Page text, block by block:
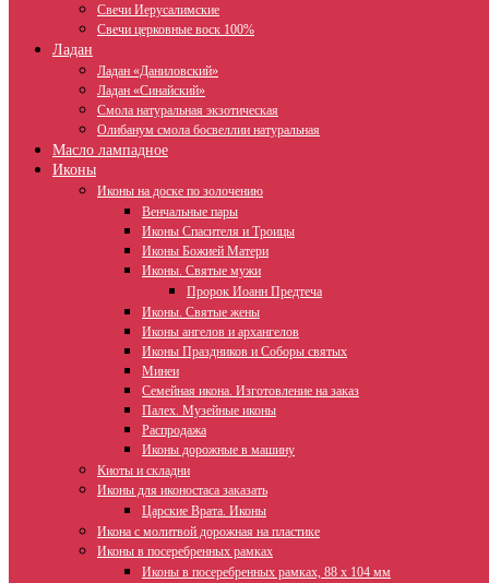
Свечи Иерусалимские
Свечи церковные воск 100%
Ладан
Ладан «Даниловский»
Ладан «Синайский»
Смола натуральная экзотическая
Олибанум смола босвеллии натуральная
Масло лампадное
Иконы
Иконы на доске по золочению
Венчальные пары
Иконы Спасителя и Троицы
Иконы Божией Матери
Иконы. Святые мужи
Пророк Иоанн Предтеча
Иконы. Святые жены
Иконы ангелов и архангелов
Иконы Праздников и Соборы святых
Минеи
Семейная икона. Изготовление на заказ
Палех. Музейные иконы
Распродажа
Иконы дорожные в машину
Киоты и складни
Иконы для иконостаса заказать
Царские Врата. Иконы
Икона с молитвой дорожная на пластике
Иконы в посеребренных рамках
Иконы в посеребренных рамках, 88 х 104 мм